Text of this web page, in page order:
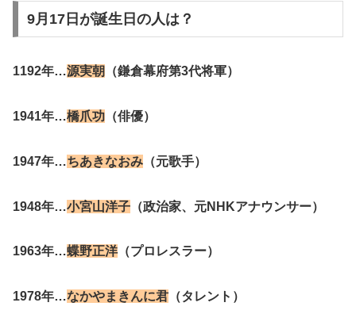
9月17日が誕生日の人は？
1192年…源実朝 （鎌倉幕府第3代将軍）
1941年…橋爪功 （俳優）
1947年…ちあきなおみ （元歌手）
1948年…小宮山洋子 （政治家、元NHKアナウンサー）
1963年…蝶野正洋（プロレスラー）
1978年…なかやまきんに君 （タレント）